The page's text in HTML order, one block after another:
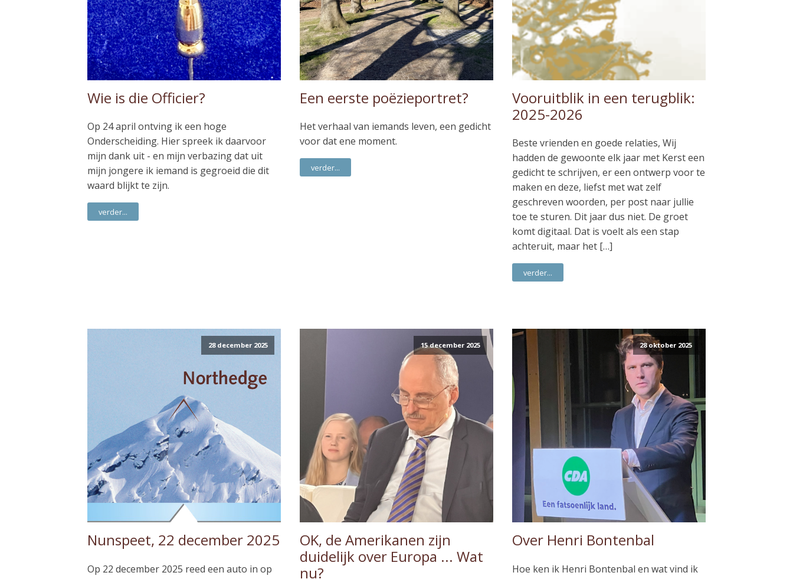
Wie is die Officier?
Op 24 april ontving ik een hoge
Onderscheiding. Hier spreek ik daarvoor
mijn dank uit - en mijn verbazing dat uit
mijn jongere ik iemand is gegroeid die dit
waard blijkt te zijn.
verder...
Een eerste poëzieportret?
Het verhaal van iemands leven, een gedicht
voor dat ene moment.
verder...
Vooruitblik in een terugblik:
2025-2026
Beste vrienden en goede relaties, Wij
hadden de gewoonte elk jaar met Kerst een
gedicht te schrijven, er een ontwerp voor te
maken en deze, liefst met wat zelf
geschreven woorden, per post naar jullie
toe te sturen. Dit jaar dus niet. De groet
komt digitaal. Dat is voelt als een stap
achteruit, maar het […]
verder...
28 december 2025
Nunspeet, 22 december 2025
Op 22 december 2025 reed een auto in op
15 december 2025
OK, de Amerikanen zijn
duidelijk over Europa ... Wat
nu?
28 oktober 2025
Over Henri Bontenbal
Hoe ken ik Henri Bontenbal en wat vind ik